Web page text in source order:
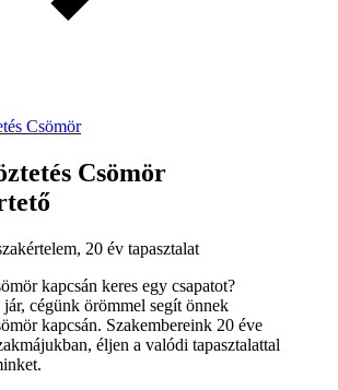
Csömör
Csömör
20 év tapasztalat
kapcsán keres egy csapatot?
cégünk örömmel segít önnek
kapcsán. Szakembereink 20 éve
éljen a valódi tapasztalattal